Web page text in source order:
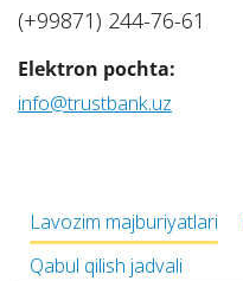
(+99871) 244-76-61
Elektron pochta:
info@trustbank.uz
Lavozim majburiyatlari
Qabul qilish jadvali